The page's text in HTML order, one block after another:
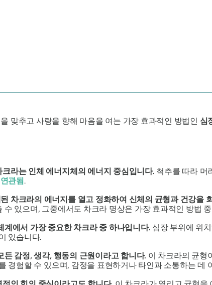
맞추고 사랑을 향해 마음을 여는 가장 효과적인 방법인 심
라는 인체 에너지체의 에너지 중심입니다. 척추를 따라 머
관됨.
차크라의 에너지를 열고 정화하여 신체의 균형과 건강을
수 있으며, 그중에서도 차크라 명상은 가장 효과적인 방법
계에서 가장 중요한 차크라 중 하나입니다. 심장 부위에 위
있습니다.
든 감정, 생각, 행동의 근원이라고 합니다. 이 차크라의 균형
경험할 수 있으며, 감정을 표현하거나 타인과 소통하는 데